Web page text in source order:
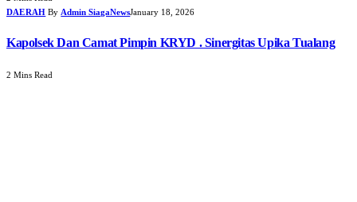
DAERAH By Admin SiagaNewsJanuary 18, 2026
Kapolsek Dan Camat Pimpin KRYD . Sinergitas Upika Tualang
2 Mins Read